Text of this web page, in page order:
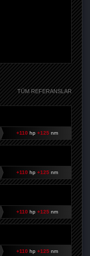
TÜM REFERANSLAR
+110 hp+125 nm
+110 hp+125 nm
+110 hp+125 nm
+110 hp+125 nm